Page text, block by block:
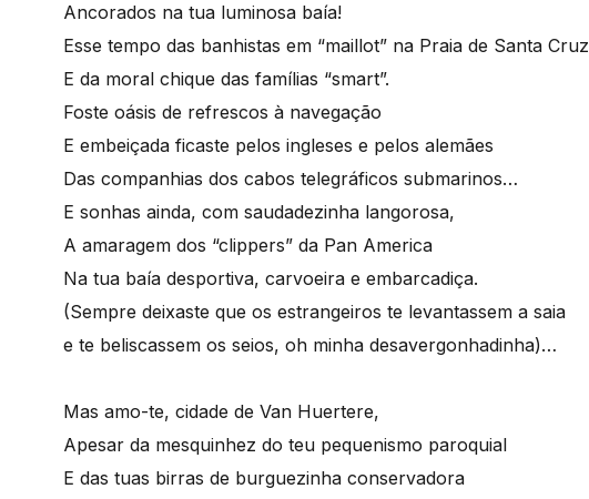
Ancorados na tua luminosa baía!
Esse tempo das banhistas em “maillot” na Praia de Santa Cruz
E da moral chique das famílias “smart”.
Foste oásis de refrescos à navegação
E embeiçada ficaste pelos ingleses e pelos alemães
Das companhias dos cabos telegráficos submarinos…
E sonhas ainda, com saudadezinha langorosa,
A amaragem dos “clippers” da Pan America
Na tua baía desportiva, carvoeira e embarcadiça.
(Sempre deixaste que os estrangeiros te levantassem a saia
e te beliscassem os seios, oh minha desavergonhadinha)…
Mas amo-te, cidade de Van Huertere,
Apesar da mesquinhez do teu pequenismo paroquial
E das tuas birras de burguezinha conservadora